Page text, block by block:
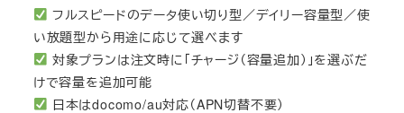
フルスピードのデータ使い切り型／デイリー容量型／使
い放題型から用途に応じて選べます
対象プランは注文時に「チャージ（容量追加）」を選ぶだ
けで容量を追加可能
日本はdocomo/au対応（APN切替不要）